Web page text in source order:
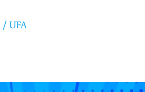
/ UFA